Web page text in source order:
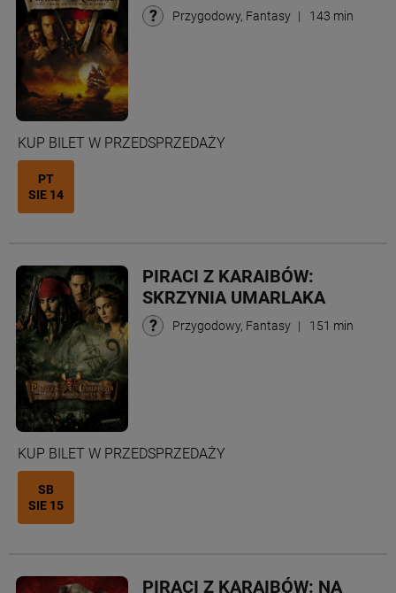
Przygodowy, Fantasy | 143 min
KUP BILET W PRZEDSPRZEDAŻY
PT
SIE 14
PIRACI Z KARAIBÓW:
SKRZYNIA UMARLAKA
Przygodowy, Fantasy | 151 min
KUP BILET W PRZEDSPRZEDAŻY
SB
SIE 15
PIRACI Z KARAIBÓW: NA